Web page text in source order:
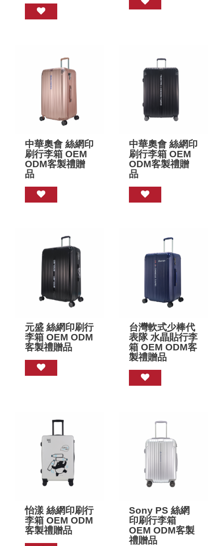
中華奧會 絲網印
刷行李箱 OEM
ODM客製禮贈
品
中華奧會 絲網印
刷行李箱 OEM
ODM客製禮贈
品
元盛 絲網印刷行
李箱 OEM ODM
客製禮贈品
台灣軟式少棒代
表隊 水晶貼行李
箱 OEM ODM客
製禮贈品
怡漾 絲網印刷行
李箱 OEM ODM
客製禮贈品
Sony PS 絲網
印刷行李箱
OEM ODM客製
禮贈品